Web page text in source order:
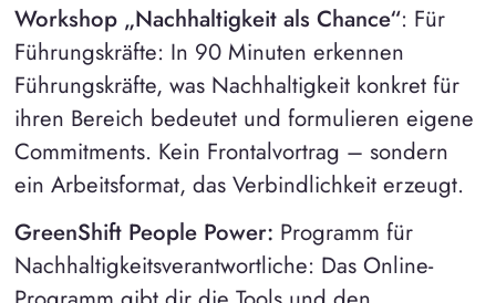
Workshop „Nachhaltigkeit als Chance“: Für
Führungskräfte: In 90 Minuten erkennen
Führungskräfte, was Nachhaltigkeit konkret für
ihren Bereich bedeutet und formulieren eigene
Commitments. Kein Frontalvortrag – sondern
ein Arbeitsformat, das Verbindlichkeit erzeugt.
GreenShift People Power: Programm für
Nachhaltigkeitsverantwortliche: Das Online-